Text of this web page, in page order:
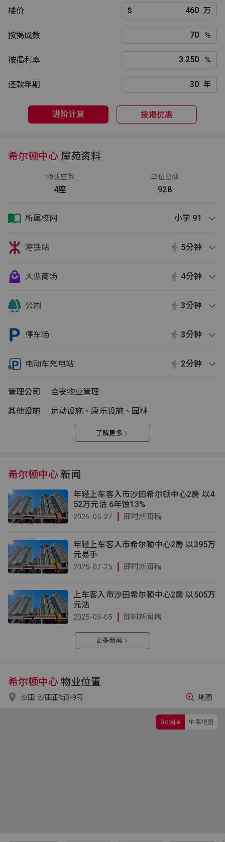
楼价 $ 万
按揭成数 %
按揭利率 %
还款年期 年
进阶计算 按揭优惠
希尔顿中心 屋苑资料
物业座数
4座
单位总数
928
所属校网 小学 91
港铁站 5分钟
大型商场 4分钟
公园 3分钟
停车场 3分钟
电动车充电站 2分钟
管理公司
合安物业管理
其他设施
运动设施、康乐设施、园林
了解更多
希尔顿中心 新闻
年轻上车客入市沙田希尔顿中心2房 以4
52万元沽 6年蚀13%
2026-05-27 即时新闻稿
年轻上车客入市希尔顿中心2房 以395万
元易手
2025-07-25 即时新闻稿
上车客入市沙田希尔顿中心2房 以505万
元沽
2025-03-05 即时新闻稿
更多新闻
希尔顿中心 物业位置
 沙田 沙田正街3-9号
Google 中原地图
地图